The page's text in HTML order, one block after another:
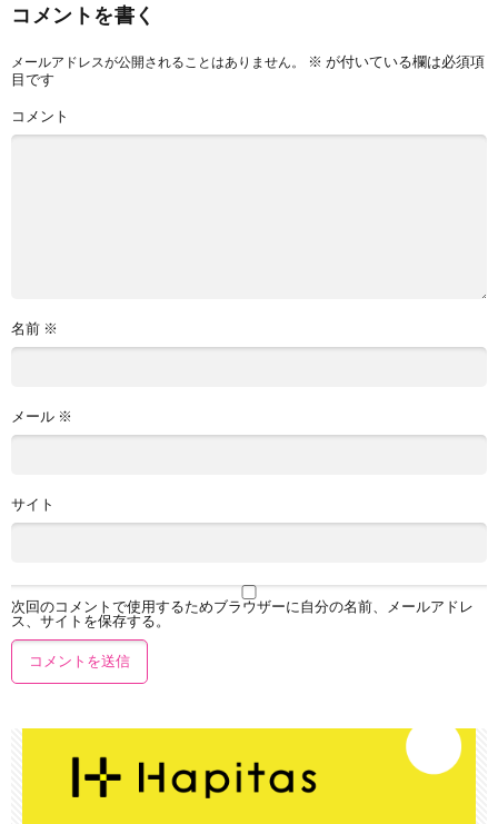
コメントを書く
メールアドレスが公開されることはありません。 ※ が付いている欄は必須項
目です
コメント
名前 ※
メール ※
サイト
次回のコメントで使用するためブラウザーに自分の名前、メールアドレ
ス、サイトを保存する。